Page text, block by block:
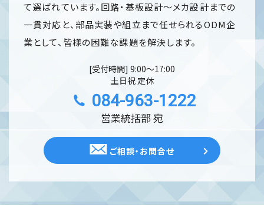
て選ばれています。回路・基板設計～メカ設計までの
一貫対応と、部品実装や組立まで任せられるODM企
業として、皆様の困難な課題を解決します。
[受付時間] 9:00〜17:00
土日祝 定休
084-963-1222
営業統括部 宛
ご相談・お問合せ